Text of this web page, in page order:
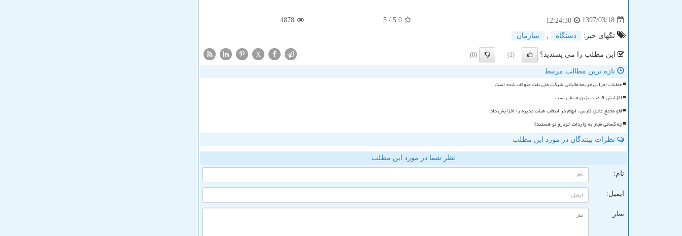
1397/03/18
12:24:30
5.0
/ 5
4878
تگهای خبر: دستگاه سازمان
این مطلب را می پسندید؟ (1)
(0)
X
تازه ترین مطالب مرتبط
عملیات اجرایی جریمه مالیاتی شرکت ملی نفت متوقف شده است
افزایش قیمت بنزین منتفی است
لغو مجمع عادی فارس، ابهام در انتخاب هیأت مدیره را افزایش داد
چه کسانی مجاز به واردات خودرو نو هستند؟
نظرات بینندگان در مورد این مطلب
نظر شما در مورد این مطلب
نام:
ایمیل:
نظر: